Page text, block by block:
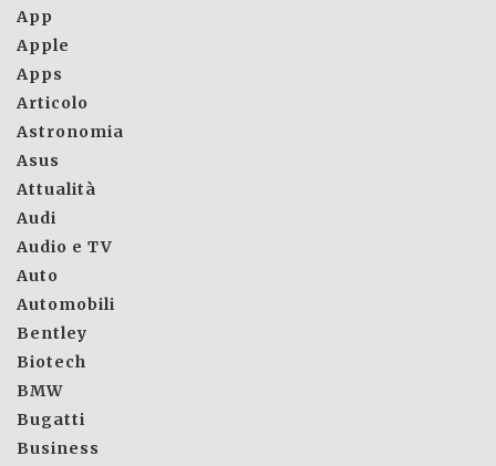
App
Apple
Apps
Articolo
Astronomia
Asus
Attualità
Audi
Audio e TV
Auto
Automobili
Bentley
Biotech
BMW
Bugatti
Business